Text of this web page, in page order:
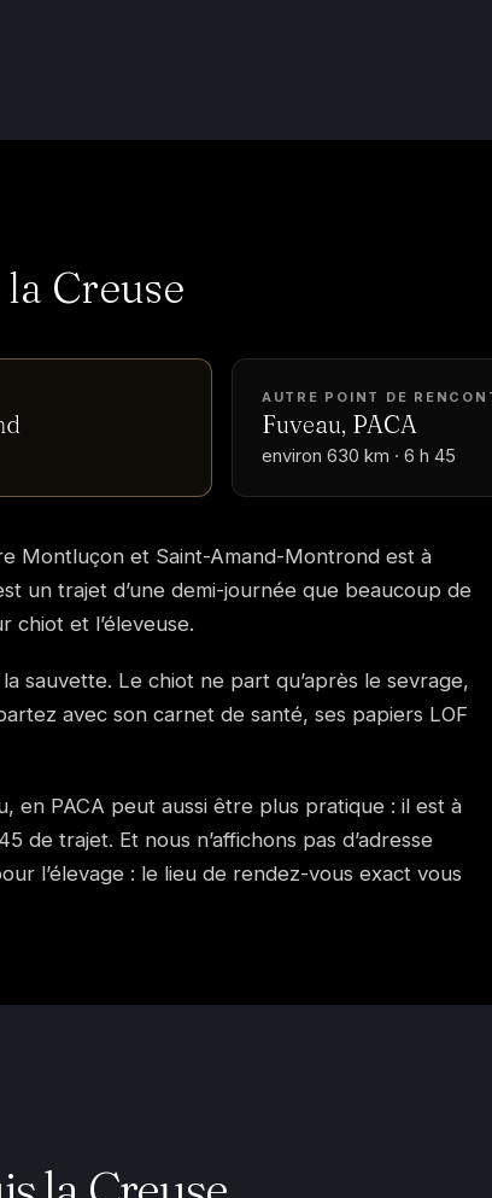
Creuse
AUTRE POINT DE
Fuveau, PACA
environ 630 km · 6 h 45
Montluçon et Saint-Amand-Montrond est à
un trajet d’une demi-journée que beaucoup de
chiot et l’éleveuse.
sauvette. Le chiot ne part qu’après le sevrage,
avec son carnet de santé, ses papiers LOF
en PACA peut aussi être plus pratique : il est à
de trajet. Et nous n’affichons pas d’adresse
l’élevage : le lieu de rendez-vous exact vous